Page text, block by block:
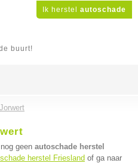
Ik herstel autoschade
buurt!
Jorwert
geen autoschade herstel
herstel Friesland of ga naar